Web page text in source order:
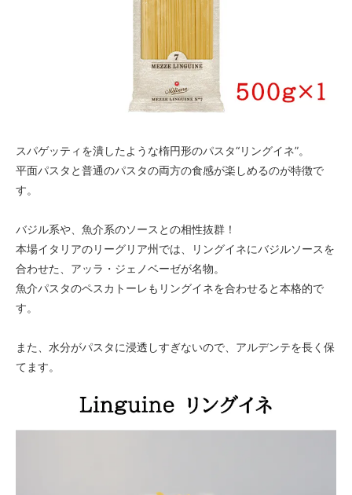
スパゲッティを潰したような楕円形のパスタ“リングイネ”。
平面パスタと普通のパスタの両方の食感が楽しめるのが特徴で
す。
バジル系や、魚介系のソースとの相性抜群！
本場イタリアのリーグリア州では、リングイネにバジルソースを
合わせた、アッラ・ジェノベーゼが名物。
魚介パスタのペスカトーレもリングイネを合わせると本格的で
す。
また、水分がパスタに浸透しすぎないので、アルデンテを長く保
てます。